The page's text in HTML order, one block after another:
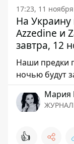
17:23, 11
На Украину
Azzedine и
завтра, 12
Наши предки
ночью будут
Мария
👍